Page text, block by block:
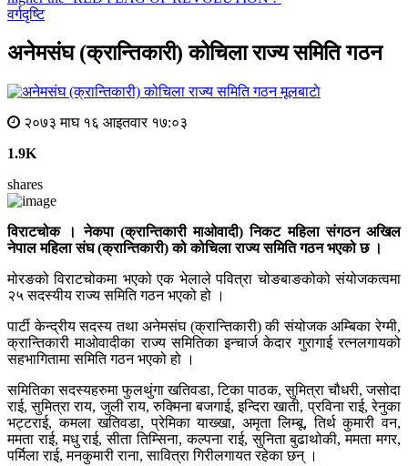
वर्गदृष्टि
अनेमसंघ (क्रान्तिकारी) कोचिला राज्य समिति गठन
मूलबाटाे
२०७३ माघ १६ आइतवार १७:०३
1.9K
shares
विराटचोक । नेकपा (क्रान्तिकारी माओवादी) निकट महिला संगठन अखिल
नेपाल महिला संघ (क्रान्तिकारी) को कोचिला राज्य समिति गठन भएको छ ।
मोरङको विराटचोकमा भएको एक भेलाले पवित्रा चोङबाङकोको संयोजकत्वमा
२५ सदस्यीय राज्य समिति गठन भएको हो ।
पार्टी केन्द्रीय सदस्य तथा अनेमसंघ (क्रान्तिकारी) की संयोजक अम्बिका रेग्मी,
क्रान्तिकारी माओवादीका राज्य समितिका इन्चार्ज केदार गुरागाई रत्नलगायको
सहभागितामा समिति गठन भएको हो ।
समितिका सदस्यहरुमा फुलथुंगा खतिवडा, टिका पाठक, सुमित्रा चौधरी, जसोदा
राई, सुमित्रा राय, जुली राय, रुक्मिना बजगाई, इन्दिरा खाती, प्रविना राई, रेनुका
भट्टराई, कमला खतिवडा, प्रेमिका याख्खा, अमृता लिम्बू, तिर्थ कुमारी वन,
ममता राई, मधु राई, सीता तिम्सिना, कल्पना राई, सुनिता बुढाथोकी, ममता मगर,
पर्मिला राई, मनकुमारी राना, सावित्रा गिरीलगायत रहेका छन् ।